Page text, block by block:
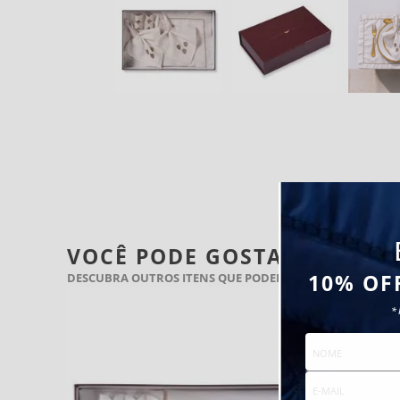
10%
VOCÊ PODE GOSTAR
DESCUBRA OUTROS ITENS QUE PODEM COMPLETAR SEU